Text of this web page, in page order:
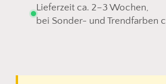
Lieferzeit ca. 2–3 Wochen,
bei Sonder- und Trendfarben